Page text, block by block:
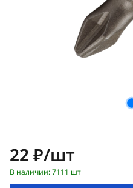
Цена:
22 ₽/шт
В наличии: 7111 шт